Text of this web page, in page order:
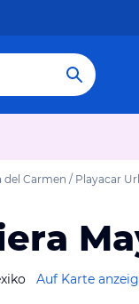
del Carmen / Playacar
Auf Karte